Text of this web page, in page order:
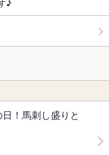
！馬刺し盛りと